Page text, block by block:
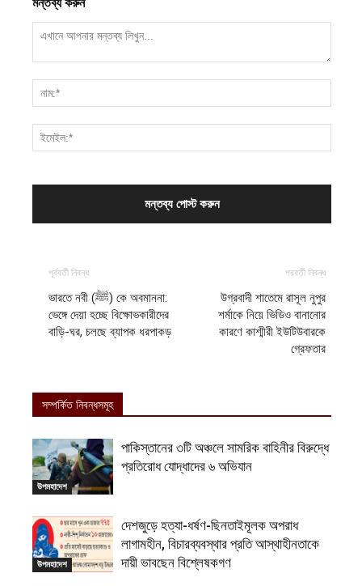
পূর্ববর্তী নিবন্ধ
ভারতে নবী (ﷺ) কে অবমাননা:
ভেঙ্গে দেয়া হচ্ছে বিক্ষোভকারীদের
বাড়ি-ঘর, চলছে ব্যাপক ধরপাকড়
পরবর্তী নিবন্ধ
উগ্রবাদী শাতেমে রাসূল নুপুর
শর্মাকে নিয়ে ভিডিও বানানোর
কারণে কাশ্মীরী ইউটিউবারকে
গ্রেফতার
সম্পর্কিত নিবন্ধসমূহ
উপমহাদেশ
পাকিস্তানের ৩টি অঞ্চলে সামরিক বাহিনীর বিরুদ্ধে
প্রতিরোধ যোদ্ধাদের ৬ অভিযান
উপমহাদেশ
দেশজুড়ে হত্যা-ধর্ষণ-ছিনতাইমূলক অপরাধ
লাগামহীন, বিচারব্যবস্থার প্রতি আস্থাহীনতাকে
দায়ী ভাবছেন বিশ্লেষকগণ